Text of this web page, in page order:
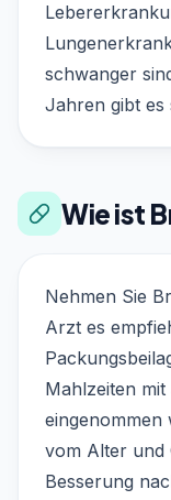
schwanger
Jahren gibt es
Wie ist
Nehmen Sie
Arzt es
Mahlzeiten
eingenommen
vom Alter und
Besserung